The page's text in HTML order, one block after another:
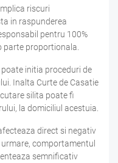
riscuri
in raspunderea
pentru 100%
parte proportionala.
initia proceduri de
Inalta Curte de Casatie
silita poate fi
la domiciliul acestuia.
direct si negativ
comportamentul
semnificativ